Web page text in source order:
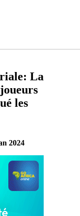
La
les
2024